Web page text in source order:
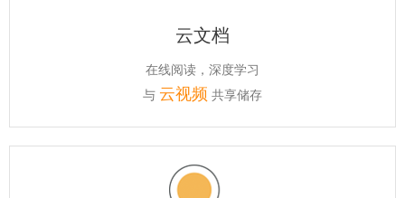
云文档
在线阅读，深度学习
与 云视频 共享储存